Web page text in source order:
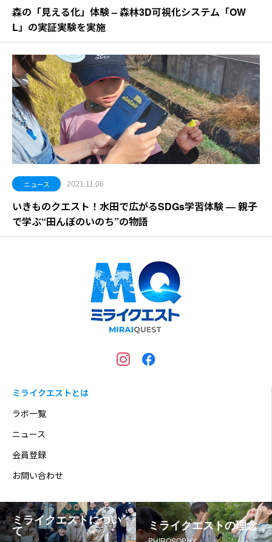
森の「見える化」体験 – 森林3D可視化システム「OW
L」の実証実験を実施
ニュース 2021.11.06
いきものクエスト！水田で広がるSDGs学習体験 ― 親子
で学ぶ“田んぼのいのち”の物語
ミライクエストとは
ラボ一覧
ニュース
会員登録
お問い合わせ
ミライクエストについ
て
ミライクエストの理念